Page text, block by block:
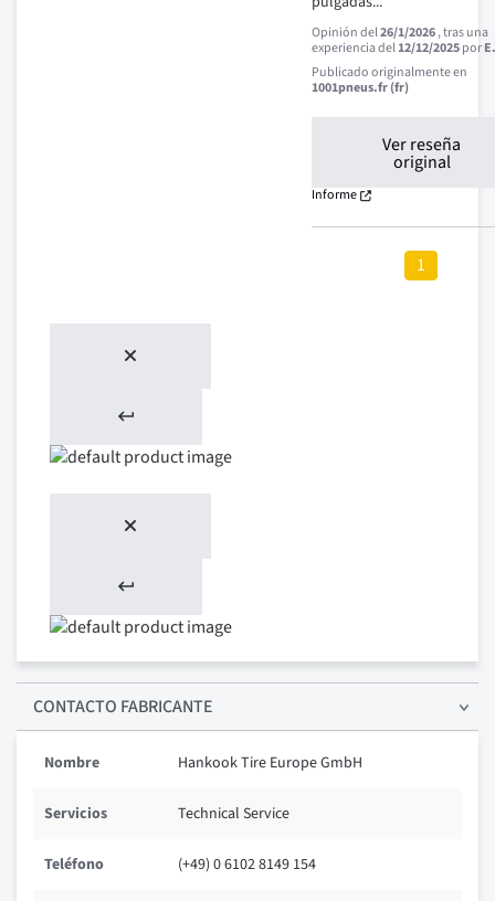
Opinión del26/1/2026, tras una
experiencia del12/12/2025por
Publicado originalmente en
1001pneus.fr (fr)
Ver reseña
original
Informe
1
CONTACTO FABRICANTE
Nombre Hankook Tire Europe GmbH
Servicios Technical Service
Teléfono (+49) 0 6102 8149 154